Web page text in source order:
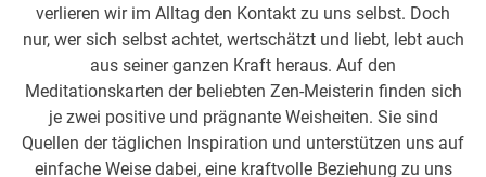
verlieren wir im Alltag den Kontakt zu uns selbst. Doch
nur, wer sich selbst achtet, wertschätzt und liebt, lebt auch
aus seiner ganzen Kraft heraus. Auf den
Meditationskarten der beliebten Zen-Meisterin finden sich
je zwei positive und prägnante Weisheiten. Sie sind
Quellen der täglichen Inspiration und unterstützen uns auf
einfache Weise dabei, eine kraftvolle Beziehung zu uns